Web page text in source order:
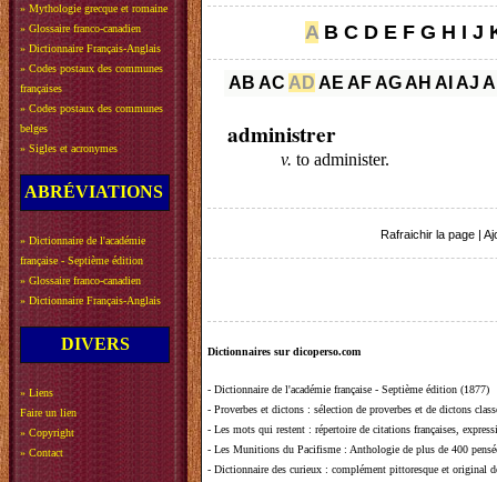
» Mythologie grecque et romaine
» Glossaire franco-canadien
» Dictionnaire Français-Anglais
» Codes postaux des communes
françaises
» Codes postaux des communes
belges
» Sigles et acronymes
ABRÉVIATIONS
» Dictionnaire de l'académie
française - Septième édition
» Glossaire franco-canadien
» Dictionnaire Français-Anglais
DIVERS
» Liens
Faire un lien
» Copyright
» Contact
A B C D E F G H I J
AB AC AD AE AFAGAH AI AJ
administrer
v. to administer.
Rafraichir la page
Dictionnaires sur dicoperso.com
- Dictionnaire de l'académie française - Septième édition (1877)
- Proverbes et dictons : sélection de proverbes et de dictons
- Les mots qui restent : répertoire de citations françaises,
- Les Munitions du Pacifisme : Anthologie de plus de 400
- Dictionnaire des curieux : complément pittoresque et original